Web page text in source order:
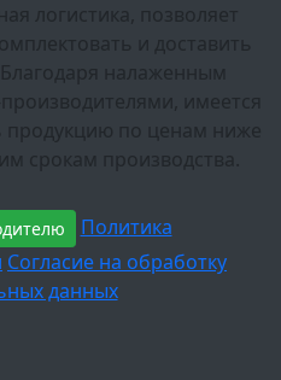
логистика, позволяет
и доставить
Благодаря налаженным
имеется
продукцию по ценам ниже
срокам производства.
Политика
Согласие на обработку
данных